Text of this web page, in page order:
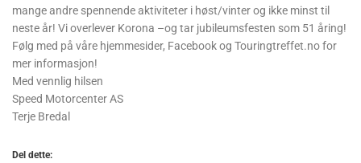
mange andre spennende aktiviteter i høst/vinter og ikke minst til
neste år! Vi overlever Korona –og tar jubileumsfesten som 51 åring!
Følg med på våre hjemmesider, Facebook og Touringtreffet.no for
mer informasjon!
Med vennlig hilsen
Speed Motorcenter AS
Terje Bredal
Del dette: